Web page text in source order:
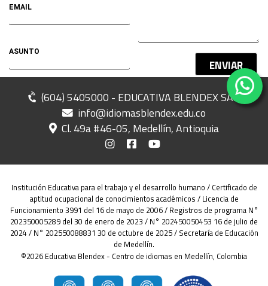
(604) 5405000 - EDUCATIVA BLENDEX SAS
info@idiomasblendex.edu.co
Cl. 49a #46-05, Medellín, Antioquia
ENVIAR
Institución Educativa para el trabajo y el desarrollo humano / Certificado de
aptitud ocupacional de conocimientos académicos / Licencia de
Funcionamiento 3991 del 16 de mayo de 2006 / Registros de programa N°
202350005289 del 30 de enero de 2023 / N° 202450050453 16 de julio de
2024 / N° 202550088831 30 de octubre de 2025 / Secretaría de Educación
de Medellín.
©2026 Educativa Blendex - Centro de idiomas en Medellín, Colombia